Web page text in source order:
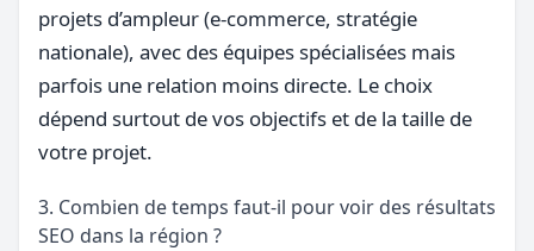
projets d’ampleur (e-commerce, stratégie
nationale), avec des équipes spécialisées mais
parfois une relation moins directe. Le choix
dépend surtout de vos objectifs et de la taille de
votre projet.
3. Combien de temps faut-il pour voir des résultats
SEO dans la région ?